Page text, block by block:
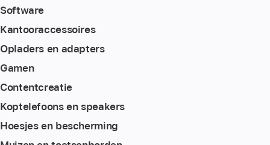
Software
Kantoor­accessoires
Opladers en adapters
Gamen
Content­creatie
Koptelefoons en speakers
Hoesjes en bescherming